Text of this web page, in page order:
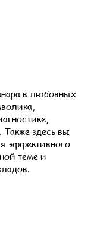
в любовных
Также здесь вы
эффективного
теме и